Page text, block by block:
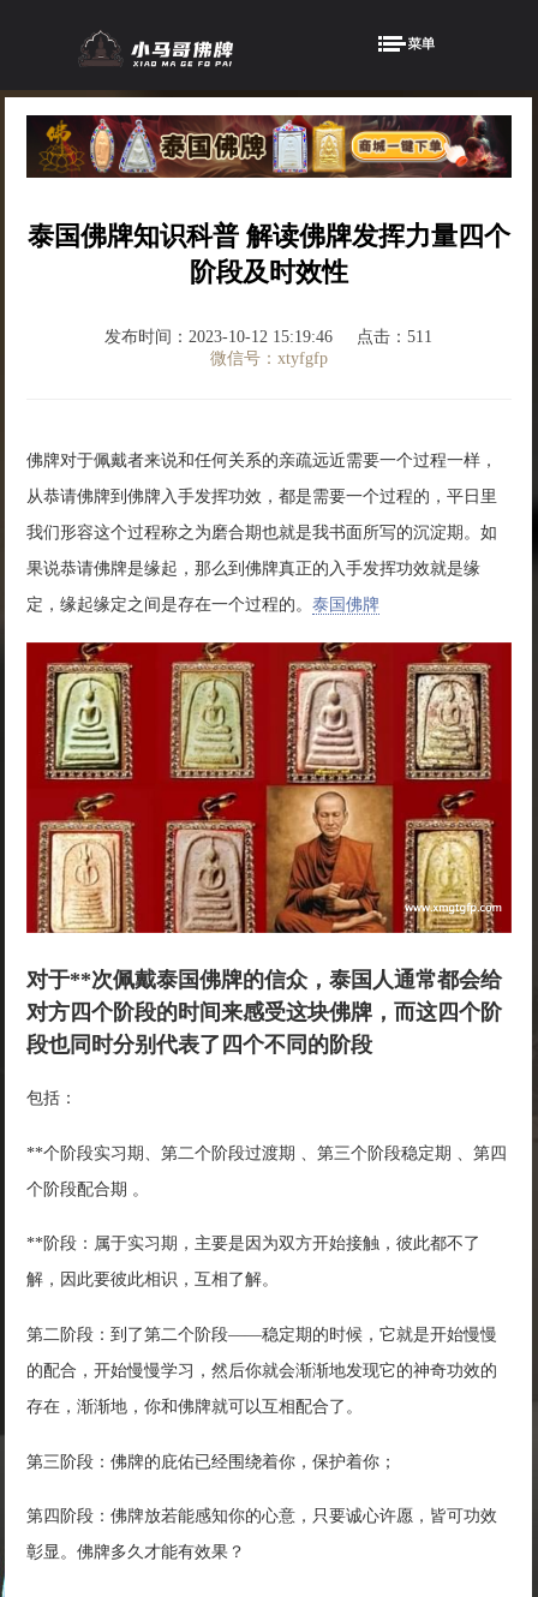
泰国佛牌知识科普 解读佛牌发挥力量四个
阶段及时效性
发布时间：2023-10-12 15:19:46
点击：511
微信号：xtyfgfp
佛牌对于佩戴者来说和任何关系的亲疏远近需要一个过程一样，
从恭请佛牌到佛牌入手发挥功效，都是需要一个过程的，平日里
我们形容这个过程称之为磨合期也就是我书面所写的沉淀期。如
果说恭请佛牌是缘起，那么到佛牌真正的入手发挥功效就是缘
定，缘起缘定之间是存在一个过程的。泰国佛牌
对于**次佩戴泰国佛牌的信众，泰国人通常都会给
对方四个阶段的时间来感受这块佛牌，而这四个阶
段也同时分别代表了四个不同的阶段
包括：
**个阶段实习期、第二个阶段过渡期 、第三个阶段稳定期 、第四
个阶段配合期 。
**阶段：属于实习期，主要是因为双方开始接触，彼此都不了
解，因此要彼此相识，互相了解。
第二阶段：到了第二个阶段——稳定期的时候，它就是开始慢慢
的配合，开始慢慢学习，然后你就会渐渐地发现它的神奇功效的
存在，渐渐地，你和佛牌就可以互相配合了。
第三阶段：佛牌的庇佑已经围绕着你，保护着你；
第四阶段：佛牌放若能感知你的心意，只要诚心许愿，皆可功效
彰显。佛牌多久才能有效果？